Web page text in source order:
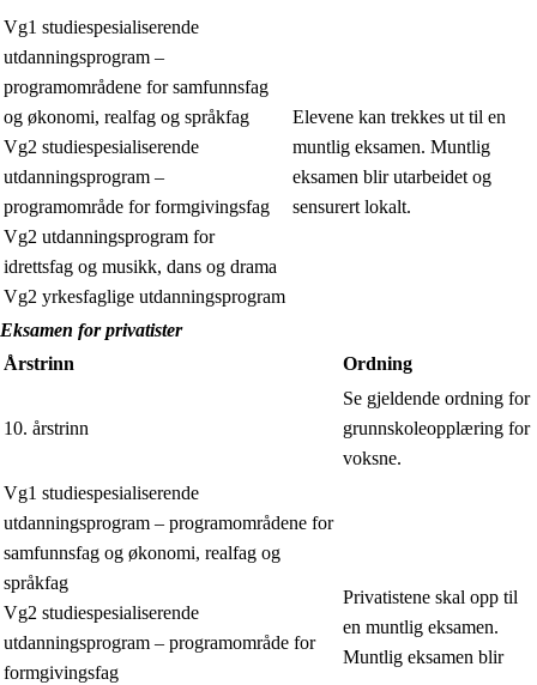
Vg1 studiespesialiserende
utdanningsprogram –
programområdene for samfunnsfag
og økonomi, realfag og språkfag
Vg2 studiespesialiserende
utdanningsprogram –
programområde for formgivingsfag
Vg2 utdanningsprogram for
idrettsfag og musikk, dans og drama
Vg2 yrkesfaglige utdanningsprogram
Elevene kan trekkes ut til en
muntlig eksamen. Muntlig
eksamen blir utarbeidet og
sensurert lokalt.
Eksamen for privatister
Årstrinn
Ordning
10. årstrinn
Se gjeldende ordning for
grunnskoleopplæring for
voksne.
Vg1 studiespesialiserende
utdanningsprogram – programområdene for
samfunnsfag og økonomi, realfag og
språkfag
Vg2 studiespesialiserende
utdanningsprogram – programområde for
formgivingsfag
Privatistene skal opp til
en muntlig eksamen.
Muntlig eksamen blir